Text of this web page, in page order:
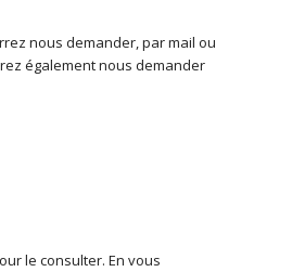
nous demander, par mail ou
également nous demander
le consulter. En vous